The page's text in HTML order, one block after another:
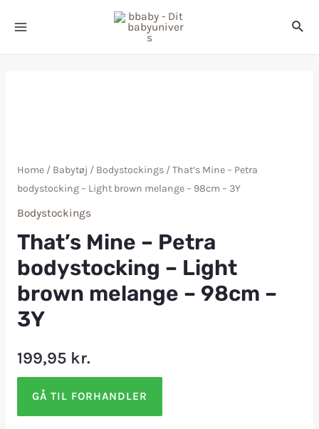
Home/ Babytøj / Bodystockings/ That’s Mine – Petra
bodystocking – Light brown melange – 98cm – 3Y
Bodystockings
That’s Mine – Petra
bodystocking – Light
brown melange – 98cm –
3Y
199,95 kr.
GÅ TIL FORHANDLER